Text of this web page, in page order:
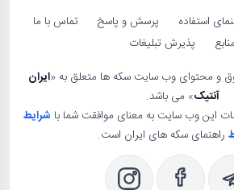
استفاده پرسش و پاسخ
تماس با ما
منابع
پذیرش تبلیغات
ایران
آنتیک» می باشد.
این وب سایت به معنای موافقت شما با شرایط
راهنمای سکه های ایران است.